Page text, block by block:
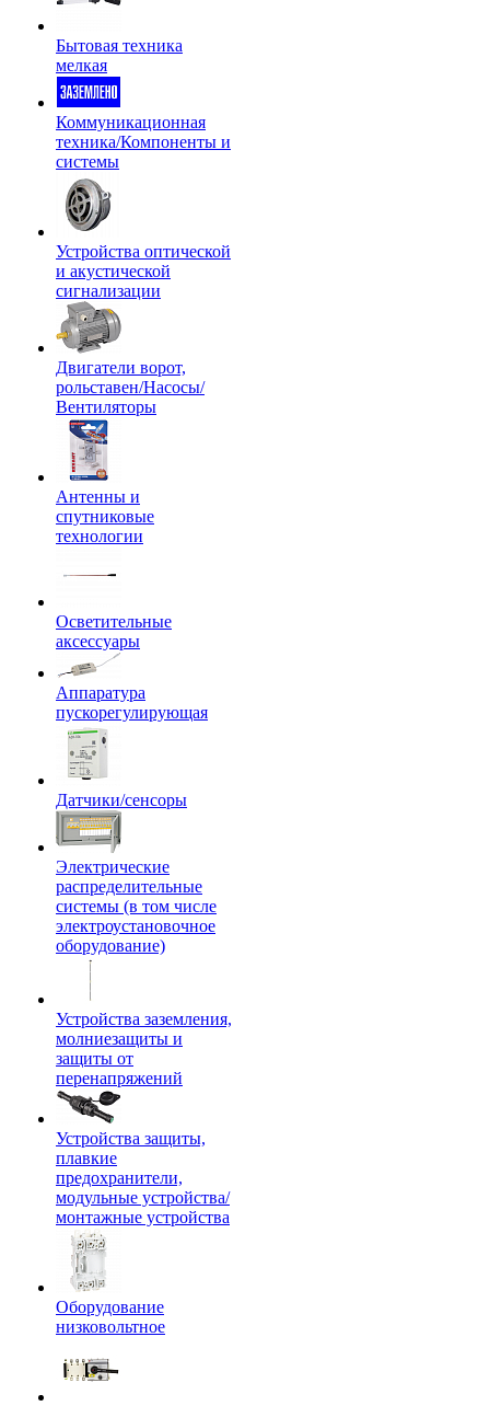
Бытовая техника
мелкая
Коммуникационная
техника/Компоненты и
системы
Устройства оптической
и акустической
сигнализации
Двигатели ворот,
рольставен/Насосы/
Вентиляторы
Антенны и
спутниковые
технологии
Осветительные
аксессуары
Аппаратура
пускорегулирующая
Датчики/сенсоры
Электрические
распределительные
системы (в том числе
электроустановочное
оборудование)
Устройства заземления,
молниезащиты и
защиты от
перенапряжений
Устройства защиты,
плавкие
предохранители,
модульные устройства/
монтажные устройства
Оборудование
низковольтное